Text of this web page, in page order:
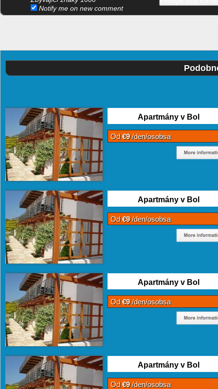
Notify me on new comment
Apartmány v Bol
Od€9/den/osobsa
Apartmány v Bol
Od€9/den/osobsa
Apartmány v Bol
Od€9/den/osobsa
Apartmány v Bol
Od€9/den/osobsa